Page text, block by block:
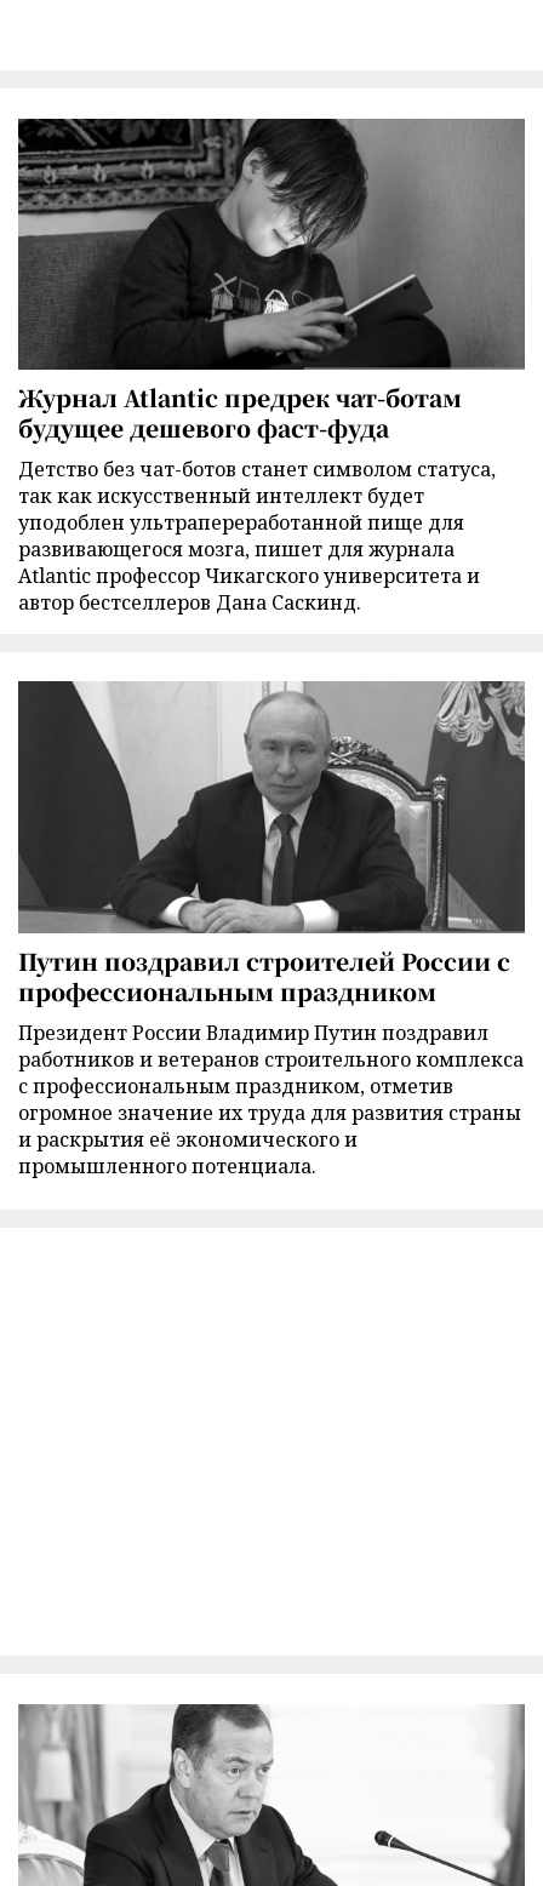
Журнал Atlantic предрек чат-ботам
будущее дешевого фаст-фуда
Детство без чат-ботов станет символом статуса,
так как искусственный интеллект будет
уподоблен ультрапереработанной пище для
развивающегося мозга, пишет для журнала
Atlantic профессор Чикагского университета и
автор бестселлеров Дана Саскинд.
Путин поздравил строителей России с
профессиональным праздником
Президент России Владимир Путин поздравил
работников и ветеранов строительного комплекса
с профессиональным праздником, отметив
огромное значение их труда для развития страны
и раскрытия её экономического и
промышленного потенциала.